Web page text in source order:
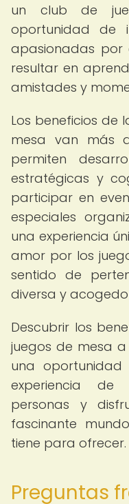
un club de
oportunidad de
apasionadas por
resultar en
amistades y
Los beneficios de
mesa van más
permiten
estratégicas y
participar en
especiales
una experiencia
amor por los
sentido de
diversa y
Descubrir los
juegos de mesa
una
experiencia de
personas y
fascinante
tiene para ofrecer.
Preguntas